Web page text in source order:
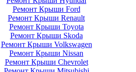
Ремонт Крыши Ford
Ремонт Крыши Renault
Ремонт Крыши Toyota
Ремонт Крыши Skoda
Ремонт Крыши Volkswagen
Ремонт Крыши Nissan
Ремонт Крыши Chevrolet